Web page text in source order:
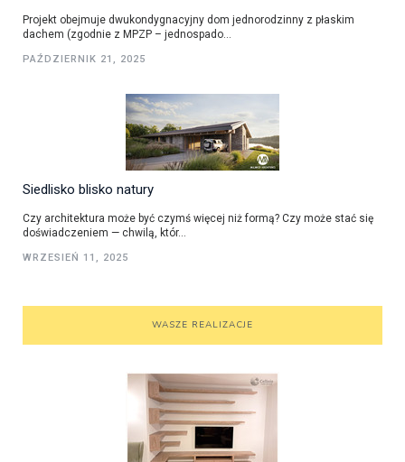
Projekt obejmuje dwukondygnacyjny dom jednorodzinny z płaskim
dachem (zgodnie z MPZP – jednospado...
PAŹDZIERNIK 21, 2025
Siedlisko blisko natury
Czy architektura może być czymś więcej niż formą? Czy może stać się
doświadczeniem — chwilą, któr...
WRZESIEŃ 11, 2025
WASZE REALIZACJE